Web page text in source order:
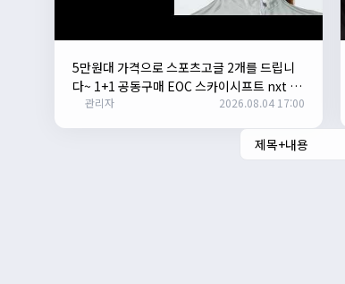
5만원대 가격으로 스포츠고글 2개를 드립니
다~ 1+1 공동구매 EOC 스카이시프트 nxt 변
색고글
관리자 2026.08.04 17:00